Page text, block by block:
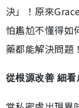
決」！原來
怕尷尬不懂得如
藥都能解決問題
從根源改善 細